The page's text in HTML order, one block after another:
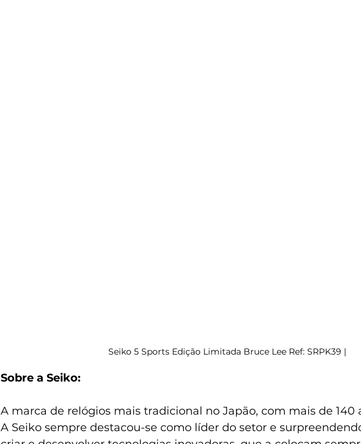
Seiko 5 Sports Edição Limitada Bruce Lee Ref: SRPK39 |
Sobre a Seiko:
A marca de relógios mais tradicional no Japão, com mais de 140
A Seiko sempre destacou-se como líder do setor e